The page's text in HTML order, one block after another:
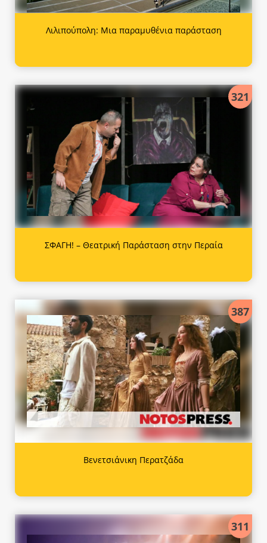
Λιλιπούπολη: Μια παραμυθένια παράσταση
321
ΣΦΑΓΗ! – Θεατρική Παράσταση στην Περαία
387
Βενετσιάνικη Περατζάδα
311